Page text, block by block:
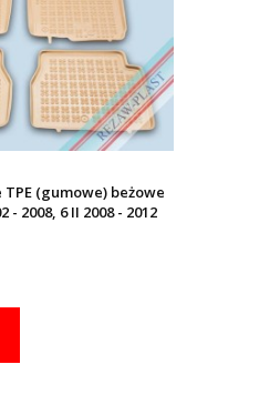
(gumowe) beżowe
- 2008, 6 II 2008 - 2012